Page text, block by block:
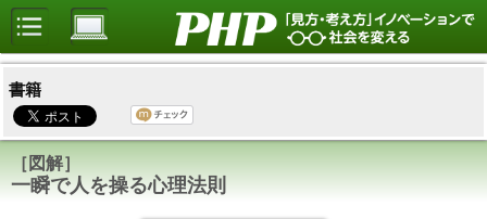
書籍
［図解］
一瞬で人を操る心理法則